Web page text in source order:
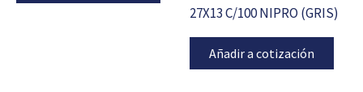
27X13 C/100 NIPRO (GRIS)
Añadir a cotización